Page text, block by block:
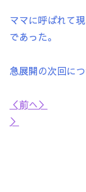
ママに呼ばれて
であった。
急展開の次回につ
＜前へ＞
＞